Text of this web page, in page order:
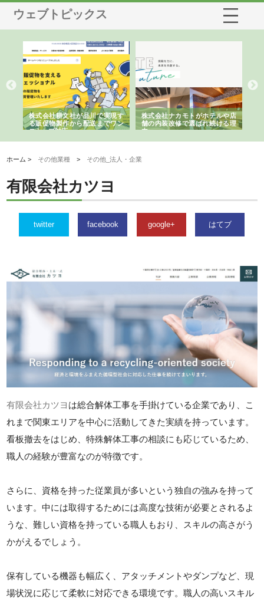
ウェブトピックス
株式会社耕文社が品川で実現す
る販促物製作から配送までワン
ストップ対応
株式会社ナカモトがホテルや店
舗の内装改修で選ばれ続ける理
由
ホーム > その他業種 > その他_法人・企業
有限会社カツヨ
twitter facebook google+ はてブ
有限会社カツヨ は総合解体工事を手掛けている企業であり、こ
れまで関東エリアを中心に活動してきた実績を持っています。
看板撤去をはじめ、特殊解体工事の相談にも応じているため、
職人の経験が豊富なのが特徴です。
さらに、資格を持った従業員が多いという独自の強みを持って
います。中には取得するためには高度な技術が必要とされるよ
うな、難しい資格を持っている職人もおり、スキルの高さがう
かがえるでしょう。
保有している機器も幅広く、アタッチメントやダンプなど、現
場状況に応じて柔軟に対応できる環境です。職人の高いスキル